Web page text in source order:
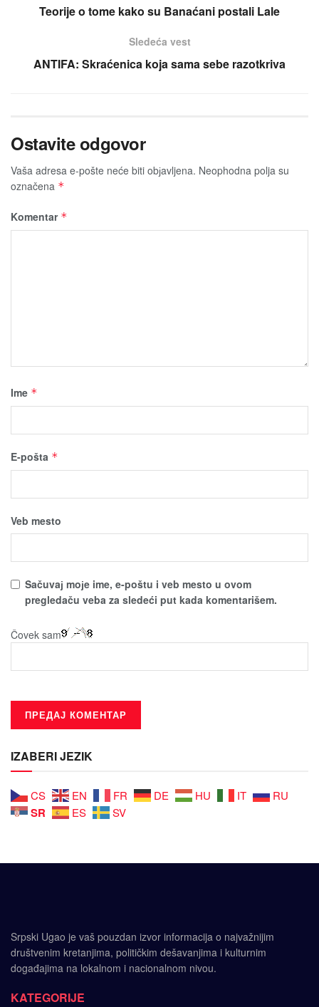
Teorije o tome kako su Banaćani postali Lale
Sledeća vest
ANTIFA: Skraćenica koja sama sebe razotkriva
Ostavite odgovor
Vaša adresa e-pošte neće biti obјavljena. Neophodna polja su
označena *
Komentar *
Ime *
E-pošta *
Veb mesto
Sačuvaј moјe ime, e-poštu i veb mesto u ovom
pregledaču veba za sledeći put kada komentarišem.
Čovek sam
IZABERI JEZIK
CS EN FR DE HU IT RU
SR ES SV
Srpski Ugao je vaš pouzdan izvor informacija o najvažnijim
društvenim kretanjima, političkim dešavanjima i kulturnim
događajima na lokalnom i nacionalnom nivou.
KATEGORIJE